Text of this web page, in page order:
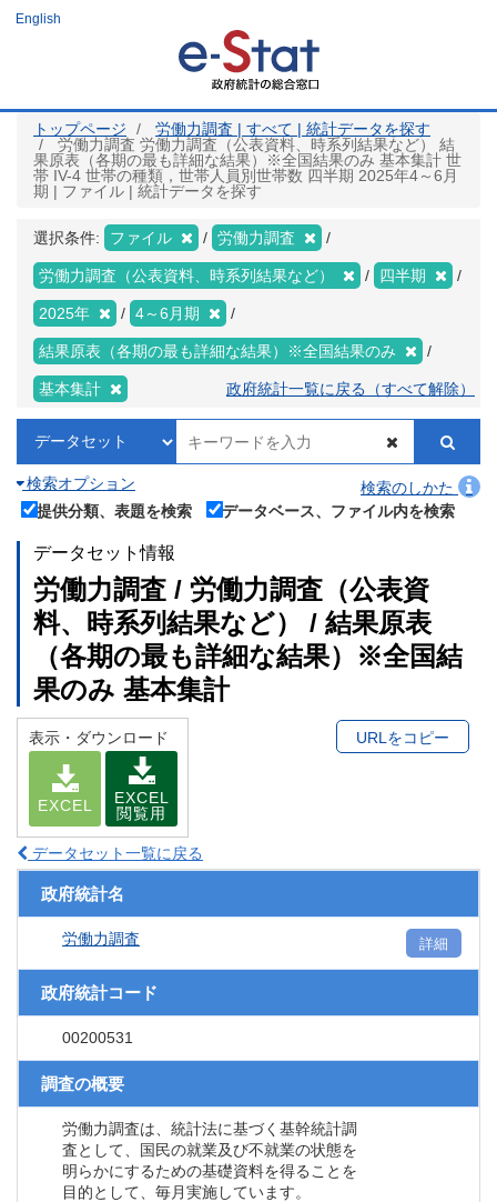
ツ
English
トップページ
労働力調査 | すべて | 統計データを探す
労働力調査 労働力調査（公表資料、時系列結果など） 結
果原表（各期の最も詳細な結果）※全国結果のみ 基本集計 世
帯 IV-4 世帯の種類，世帯人員別世帯数 四半期 2025年4～6月
期 | ファイル | 統計データを探す
選択条件: ファイル 労働力調査
労働力調査（公表資料、時系列結果など） 四半期
2025年 4～6月期
結果原表（各期の最も詳細な結果）※全国結果のみ
基本集計 政府統計一覧に戻る（すべて解除）
検索オプション
検索のしかた
提供分類、表題を検索
データベース、ファイル内を検索
データセット情報
労働力調査 / 労働力調査（公表資
料、時系列結果など） / 結果原表
（各期の最も詳細な結果）※全国結
果のみ 基本集計
表示・ダウンロード
EXCEL
EXCEL
閲覧用
URLをコピー
データセット一覧に戻る
政府統計名
労働力調査 詳細
政府統計コード
00200531
調査の概要
労働力調査は、統計法に基づく基幹統計調
査として、国民の就業及び不就業の状態を
明らかにするための基礎資料を得ることを
目的として、毎月実施しています。